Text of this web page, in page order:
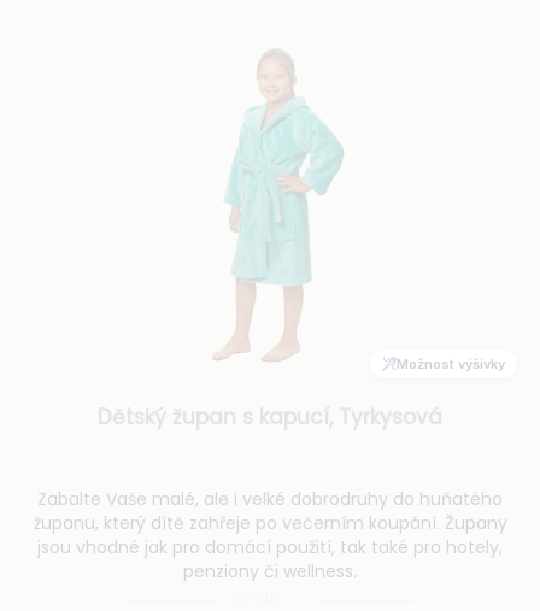
Možnost výšivky
Dětský župan s kapucí, Tyrkysová
Zabalte Vaše malé, ale i velké dobrodruhy do huňatého
županu, který dítě zahřeje po večerním koupání. Župany
jsou vhodné jak pro domácí použití, tak také pro hotely,
penziony či wellness.